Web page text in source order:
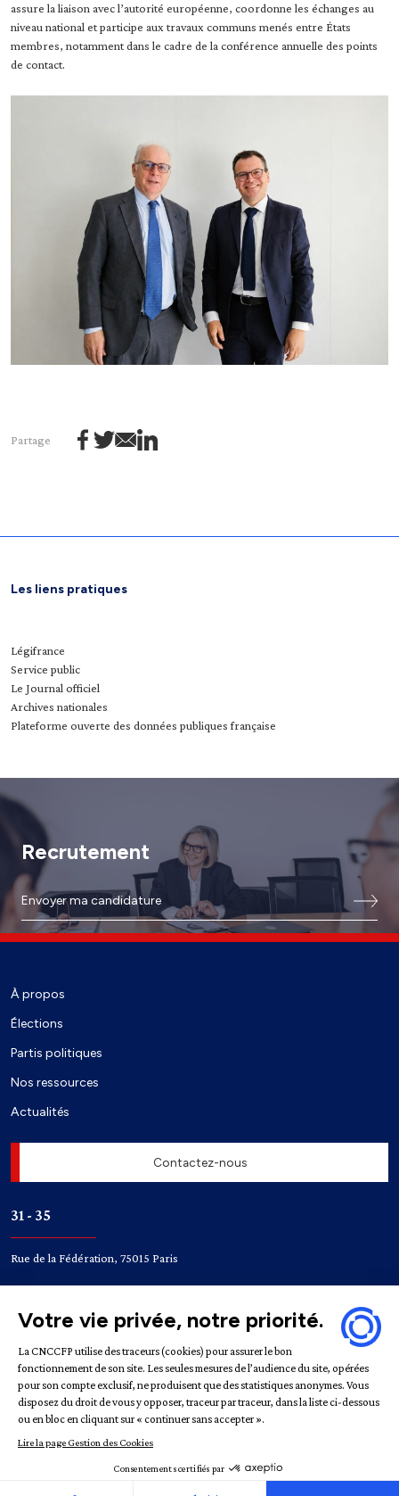
assure la liaison avec l’autorité européenne, coordonne les échanges au
niveau national et participe aux travaux communs menés entre États
membres, notamment dans le cadre de la conférence annuelle des points
de contact.
Partage
Les liens pratiques
Légifrance
Service public
Le Journal officiel
Archives nationales
Plateforme ouverte des données publiques française
Recrutement
Envoyer ma candidature
À propos
Élections
Partis politiques
Nos ressources
Actualités
Contactez-nous
31 - 35
Rue de la Fédération, 75015 Paris
Bir-Hakeim Champ de Mars
Mentions légales Politique de confidentialité
Gestion des
cookies